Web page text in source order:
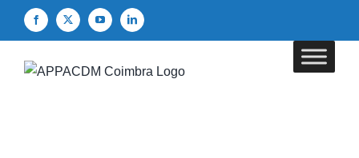
Facebook
X YouTubeLinkedIn